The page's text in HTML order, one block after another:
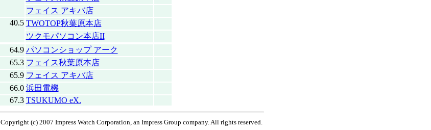
フェイス アキバ店
40.5 TWOTOP秋葉原本店
ツクモパソコン本店II
64.9 パソコンショップ アーク
65.3 フェイス秋葉原本店
65.9 フェイス アキバ店
66.0 浜田電機
67.3 TSUKUMO eX.
Copyright (c) 2007 Impress Watch Corporation, an Impress Group company. All rights reserved.